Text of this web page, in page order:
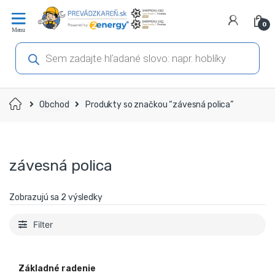
navigáciu
obsah
0
Products
search
Domov Obchod Produkty so značkou “závesná polica”
závesná polica
Zobrazujú sa 2 výsledky
Filter
Základné radenie